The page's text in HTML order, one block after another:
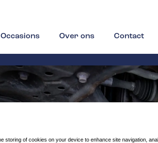
storing of cookies on your device to enhance site navigation,
Occasions Over ons Contact